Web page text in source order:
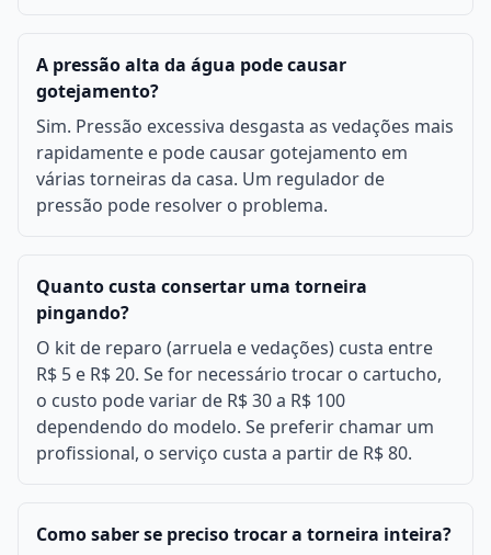
A pressão alta da água pode causar
gotejamento?
Sim. Pressão excessiva desgasta as vedações mais
rapidamente e pode causar gotejamento em
várias torneiras da casa. Um regulador de
pressão pode resolver o problema.
Quanto custa consertar uma torneira
pingando?
O kit de reparo (arruela e vedações) custa entre
R$ 5 e R$ 20. Se for necessário trocar o cartucho,
o custo pode variar de R$ 30 a R$ 100
dependendo do modelo. Se preferir chamar um
profissional, o serviço custa a partir de R$ 80.
Como saber se preciso trocar a torneira inteira?